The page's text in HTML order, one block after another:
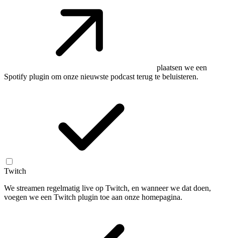
plaatsen we een
Spotify plugin om onze nieuwste podcast terug te beluisteren.
Twitch
We streamen regelmatig live op Twitch, en wanneer we dat doen,
voegen we een Twitch plugin toe aan onze homepagina.